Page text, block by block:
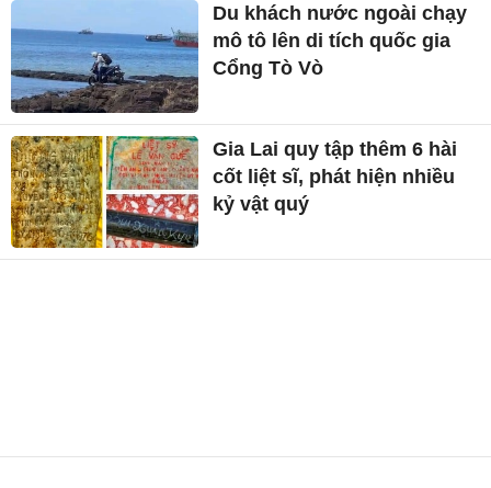
Du khách nước ngoài chạy
mô tô lên di tích quốc gia
Cổng Tò Vò
Gia Lai quy tập thêm 6 hài
cốt liệt sĩ, phát hiện nhiều
kỷ vật quý